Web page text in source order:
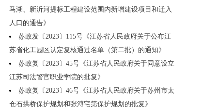
马湖、新沂河提标工程建设范围内新增建设项目和迁入
人口的通告》
苏政发〔2023〕115号《江苏省人民政府关于公布江
苏省化工园区认定复核通过名单（第二批）的通知》
苏政复〔2023〕45号《江苏省人民政府关于同意设立
江苏司法警官职业学院的批复》
苏政复〔2023〕46号《江苏省人民政府关于苏州市太
仓石拱桥保护规划和张溥宅第保护规划的批复》